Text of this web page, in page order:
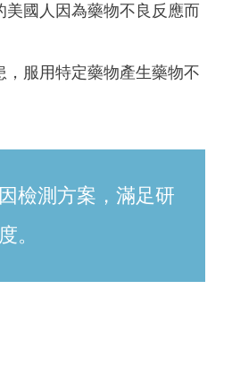
國人因為藥物不良反應而
服用特定藥物產生藥物不
檢測方案，滿足研
。